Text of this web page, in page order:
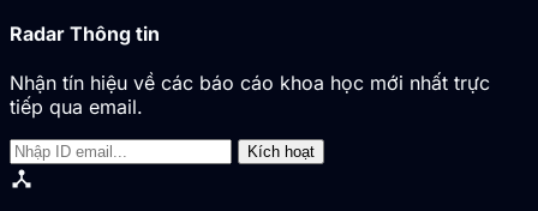
Radar Thông tin
Nhận tín hiệu về các báo cáo khoa học mới nhất trực
tiếp qua email.
Kích hoạt
device_hub